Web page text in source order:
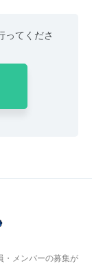
ってくださ
・メンバーの募集が